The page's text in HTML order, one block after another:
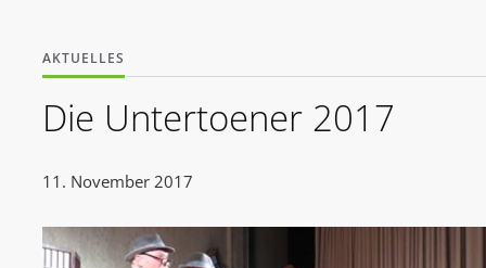
AKTUELLES
Die Untertoener 2017
11. November 2017